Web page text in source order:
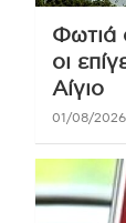
Φωτιά
οι
Αίγιο
01/08/